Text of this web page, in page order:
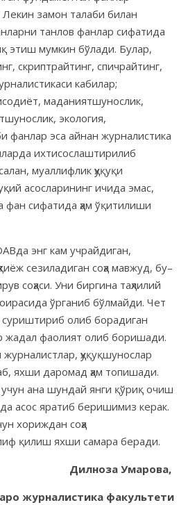
замон талаби билан
танлов фанлар сифатида
этиш мумкин бўлади. Булар,
скриптрайтинг, спичрайтинг,
кабилар;
маданиятшунослик,
экология,
фанлар эса айнан журналистика
ихтисослаштирилиб
муаллифлик ҳуқуқи
асосларининг ичида эмас,
фан сифатида ҳам ўқитилиши
энг кам учрайдиган,
сезиладиган соҳа мавжуд, бу–
соҳаси. Уни биргина таҳлилий
ўрганиб бўлмайди. Чет
олиб борадиган
жадал фаолият олиб боришади.
ҳуқуқшунослар
яхши даромад ҳам топишади.
учун ана шундай янги қўриқ очиш
асос яратиб беришимиз керак.
хориждан соҳа
қилиш яхши самара беради.
Дилноза Умарова,
журналистика факультети